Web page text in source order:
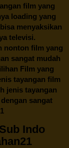
film yang
loading yang
menyaksikan
televisi.
nonton film yang
sangat mudah
Film yang
tayangan film
jenis tayangan
sangat
Indo